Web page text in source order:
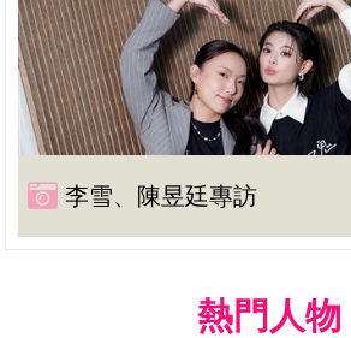
李雪、陳昱廷專訪
熱門人物